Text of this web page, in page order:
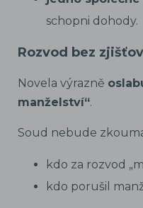
schopni dohody.
Rozvod bez
Novela výrazně
manželství“.
Soud nebude
kdo za rozvod
kdo porušil